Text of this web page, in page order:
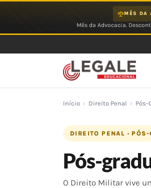
MÊS DA
Mês da Advocacia.
Início › Direito Penal › Pós-
DIREITO PENAL · PÓS-
Pós-
O Direito Militar vive